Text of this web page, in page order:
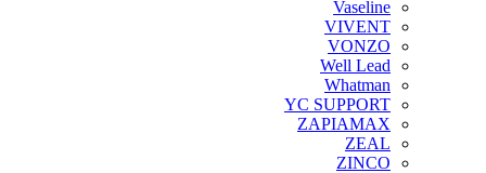
Vaseline
VIVENT
VONZO
Well Lead
Whatman
YC SUPPORT
ZAPIAMAX
ZEAL
ZINCO